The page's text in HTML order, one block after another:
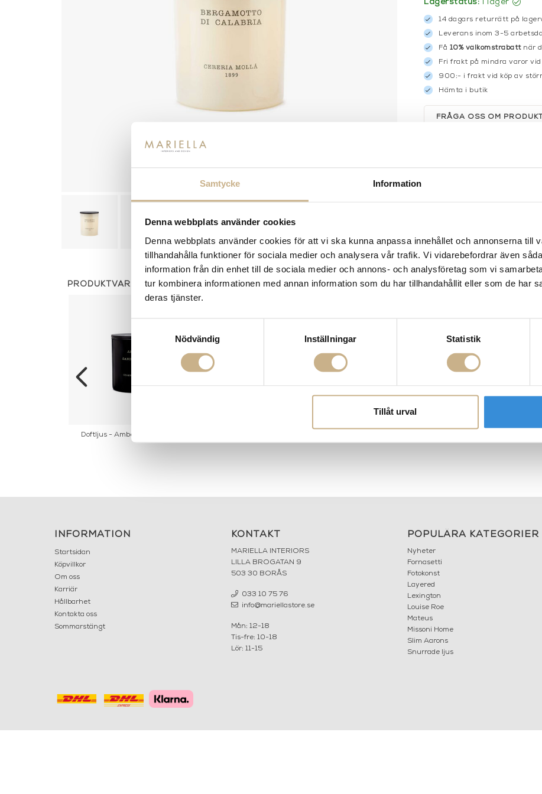
Samtycke Information
Denna webbplats använder cookies
Denna webbplats använder cookies för att vi ska kunna anpassa innehållet och annonserna till
tillhandahålla funktioner för sociala medier och analysera vår trafik. Vi vidarebefordrar även
information från din enhet till de sociala medier och annons- och analysföretag som vi
tur kombinera informationen med annan information som du har tillhandahållit eller som de har
deras tjänster.
Nödvändig
Inställningar Statistik
Tillåt urval
Lagerstatus: I lager
14 dagars returrätt på
Leverans inom 3-5
Få 10% välkomstrabattnär
Fri frakt på mindra varor
900:- i frakt vid köp av
Hämta i butik
FRÅGA OSS OM
PRODUKTVARIANTER
Doftljus - Amber & Sandalwood
INFORMATION
Startsidan
Köpvillkor
Om oss
Karriär
Hållbarhet
Kontakta oss
Sommarstängt
KONTAKT
MARIELLA INTERIORS
LILLA BROGATAN 9
503 30 BORÅS
033 10 75 76
info@mariellastore.se
Mån: 12-18
Tis-fre: 10-18
Lör: 11-15
POPULÄRA KATEGORIER
Nyheter
Fornasetti
Fotokonst
Layered
Lexington
Louise Roe
Mateus
Missoni Home
Slim Aarons
Snurrade ljus